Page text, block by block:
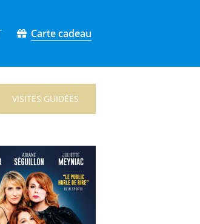
Carte cadeau
VISITES GUIDÉES